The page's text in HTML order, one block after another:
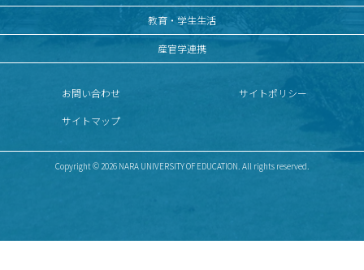
教育・学生生活
産官学連携
お問い合わせ
サイトポリシー
サイトマップ
Copyright © 2026 NARA UNIVERSITY OF EDUCATION. All rights reserved.